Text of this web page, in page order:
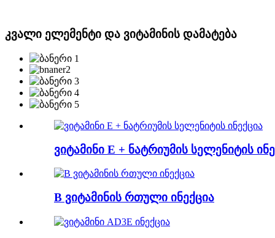
კვალი ელემენტი და ვიტამინის დამატება
ვიტამინი E + ნატრიუმის სელენიტის
B ვიტამინის რთული ინექცია